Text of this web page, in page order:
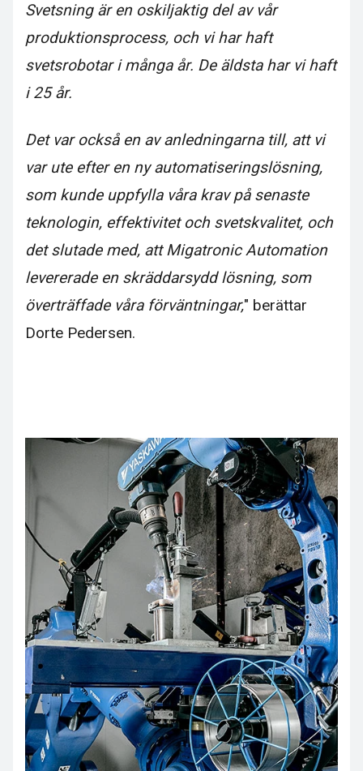
Svetsning är en oskiljaktig del av vår
produktionsprocess, och vi har haft
svetsrobotar i många år. De äldsta har vi haft
i 25 år.
Det var också en av anledningarna till, att vi
var ute efter en ny automatiseringslösning,
som kunde uppfylla våra krav på senaste
teknologin, effektivitet och svetskvalitet, och
det slutade med, att Migatronic Automation
levererade en skräddarsydd lösning, som
överträffade våra förväntningar," berättar
Dorte Pedersen.